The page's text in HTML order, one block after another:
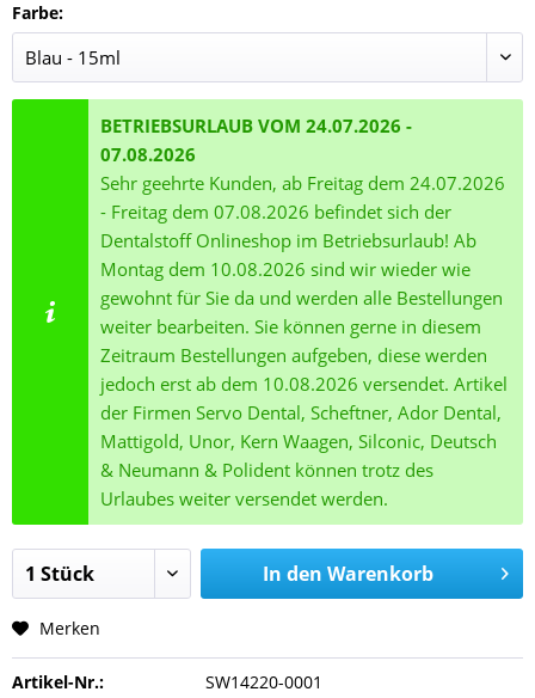
Farbe:
BETRIEBSURLAUB VOM 24.07.2026 -
07.08.2026
Sehr geehrte Kunden, ab Freitag dem 24.07.2026
- Freitag dem 07.08.2026 befindet sich der
Dentalstoff Onlineshop im Betriebsurlaub! Ab
Montag dem 10.08.2026 sind wir wieder wie
gewohnt für Sie da und werden alle Bestellungen
weiter bearbeiten. Sie können gerne in diesem
Zeitraum Bestellungen aufgeben, diese werden
jedoch erst ab dem 10.08.2026 versendet. Artikel
der Firmen Servo Dental, Scheftner, Ador Dental,
Mattigold, Unor, Kern Waagen, Silconic, Deutsch
& Neumann & Polident können trotz des
Urlaubes weiter versendet werden.
In den Warenkorb
Merken
Artikel-Nr.:
SW14220-0001